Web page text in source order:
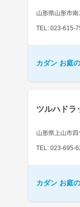
山形県山形市南
TEL: 023-615-
カダン お庭
ツルハドラ
山形県上山市四
TEL: 023-695-
カダン お庭